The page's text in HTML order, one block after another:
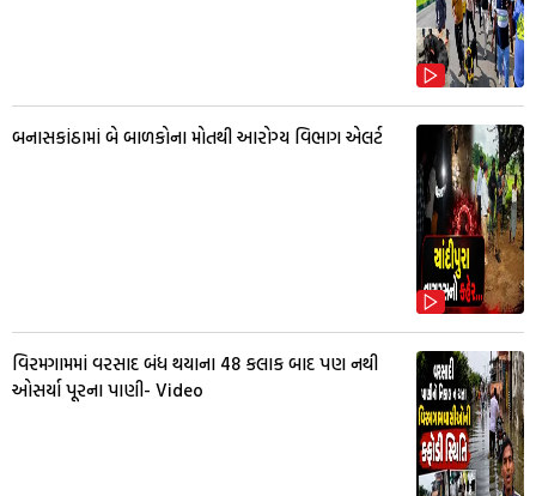
બનાસકાંઠામાં બે બાળકોના મોતથી આરોગ્ય વિભાગ એલર્ટ
વિરમગામમાં વરસાદ બંધ થયાના 48 કલાક બાદ પણ નથી
ઓસર્યા પૂરના પાણી- Video